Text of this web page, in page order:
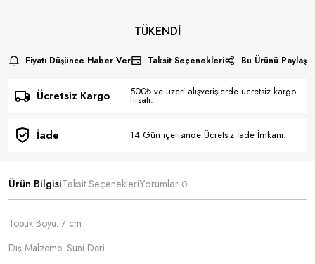
TÜKENDI
Fiyatı Düşünce Haber Ver Taksit Seçenekleri Bu Ürünü Paylaş
Ücretsiz Kargo 500₺ ve üzeri alışverişlerde ücretsiz kargo
fırsatı.
İade 14 Gün içerisinde Ücretsiz İade İmkanı.
Ürün BilgisiTaksit SeçenekleriYorumlar 0
Topuk Boyu: 7 cm
Dış Malzeme: Suni Deri